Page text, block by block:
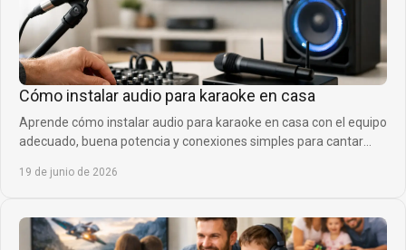
Cómo instalar audio para karaoke en casa
Aprende cómo instalar audio para karaoke en casa con el equipo
adecuado, buena potencia y conexiones simples para cantar
19 de junio de 2026